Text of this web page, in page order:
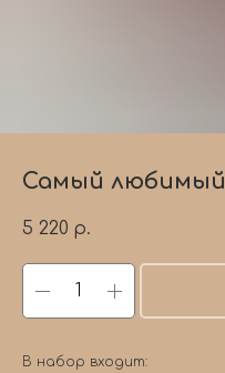
Самый любимый
5 220 р.
В набор входит: